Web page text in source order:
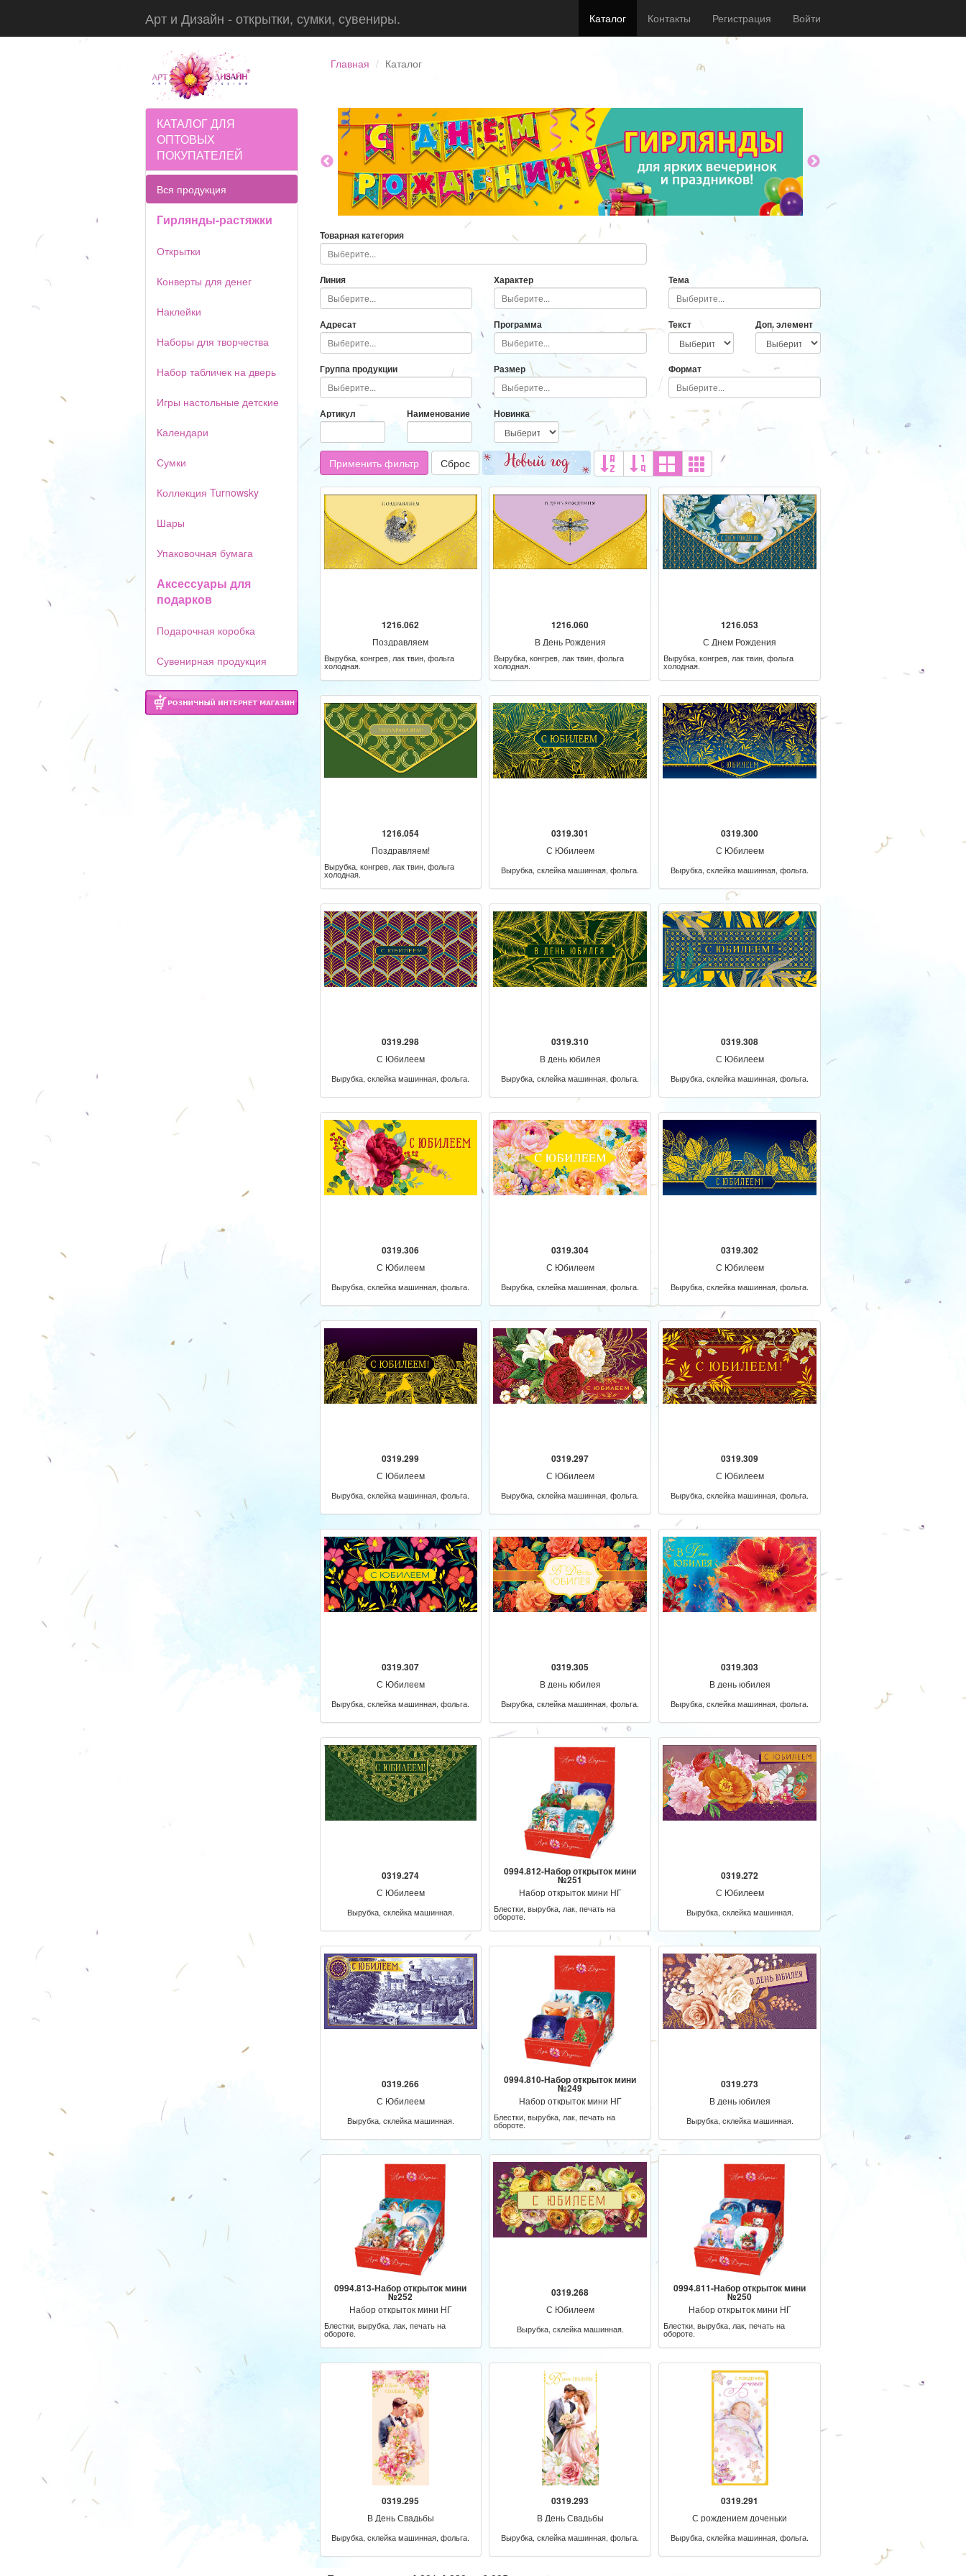
Арт и Дизайн - открытки, сумки, сувениры. Каталог Контакты Регистрация Войти
Главная Каталог
КАТАЛОГ ДЛЯ
ОПТОВЫХ
ПОКУПАТЕЛЕЙ
Вся продукция
Гирлянды-растяжки
Открытки
Конверты для денег
Наклейки
Наборы для творчества
Набор табличек на дверь
Игры настольные детские
Календари
Сумки
Коллекция Turnowsky
Шары
Упаковочная бумага
Аксессуары для
подарков
Подарочная коробка
Сувенирная продукция
Товарная категория
Линия Характер Тема
Адресат Программа Текст Доп. элемент
Группа продукции Размер Формат
Артикул Наименование Новинка
Применить фильтр Сброс
1216.062
Поздравляем
Вырубка, конгрев, лак твин, фольга
холодная.
1216.060
В День Рождения
Вырубка, конгрев, лак твин, фольга
холодная.
1216.053
С Днем Рождения
Вырубка, конгрев, лак твин, фольга
холодная.
1216.054
Поздравляем!
Вырубка, конгрев, лак твин, фольга
холодная.
0319.301
С Юбилеем
Вырубка, склейка машинная, фольга.
0319.300
С Юбилеем
Вырубка, склейка машинная, фольга.
0319.298
С Юбилеем
Вырубка, склейка машинная, фольга.
0319.310
В день юбилея
Вырубка, склейка машинная, фольга.
0319.308
С Юбилеем
Вырубка, склейка машинная, фольга.
0319.306
С Юбилеем
Вырубка, склейка машинная, фольга.
0319.304
С Юбилеем
Вырубка, склейка машинная, фольга.
0319.302
С Юбилеем
Вырубка, склейка машинная, фольга.
0319.299
С Юбилеем
Вырубка, склейка машинная, фольга.
0319.297
С Юбилеем
Вырубка, склейка машинная, фольга.
0319.309
С Юбилеем
Вырубка, склейка машинная, фольга.
0319.307
С Юбилеем
Вырубка, склейка машинная, фольга.
0319.305
В день юбилея
Вырубка, склейка машинная, фольга.
0319.303
В день юбилея
Вырубка, склейка машинная, фольга.
0319.274
С Юбилеем
Вырубка, склейка машинная.
0994.812-Набор открыток мини
№251
Набор открыток мини НГ
Блестки, вырубка, лак, печать на
обороте.
0319.272
С Юбилеем
Вырубка, склейка машинная.
0319.266
С Юбилеем
Вырубка, склейка машинная.
0994.810-Набор открыток мини
№249
Набор открыток мини НГ
Блестки, вырубка, лак, печать на
обороте.
0319.273
В день юбилея
Вырубка, склейка машинная.
0994.813-Набор открыток мини
№252
Набор открыток мини НГ
Блестки, вырубка, лак, печать на
обороте.
0319.268
С Юбилеем
Вырубка, склейка машинная.
0994.811-Набор открыток мини
№250
Набор открыток мини НГ
Блестки, вырубка, лак, печать на
обороте.
0319.295
В День Свадьбы
Вырубка, склейка машинная, фольга.
0319.293
В День Свадьбы
Вырубка, склейка машинная, фольга.
0319.291
С рождением доченьки
Вырубка, склейка машинная, фольга.